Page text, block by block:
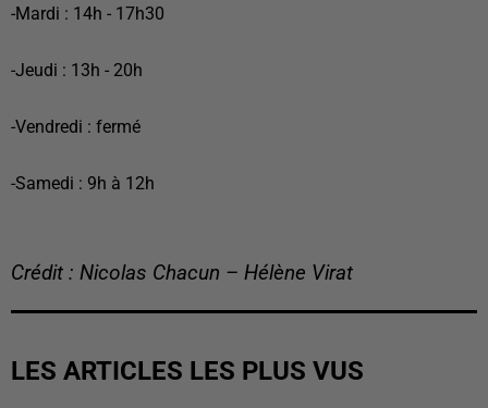
-Mardi : 14h - 17h30
-Jeudi : 13h - 20h
-Vendredi : fermé
-Samedi : 9h à 12h
Crédit : Nicolas Chacun – Hélène Virat
LES ARTICLES LES PLUS VUS